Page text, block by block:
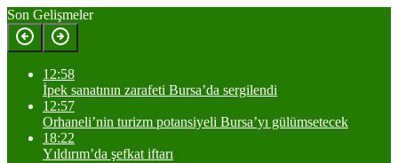
Son Gelişmeler
12:58
İpek sanatının zarafeti Bursa’da sergilendi
12:57
Orhaneli’nin turizm potansiyeli Bursa’yı gülümsetecek
18:22
Yıldırım’da şefkat iftarı